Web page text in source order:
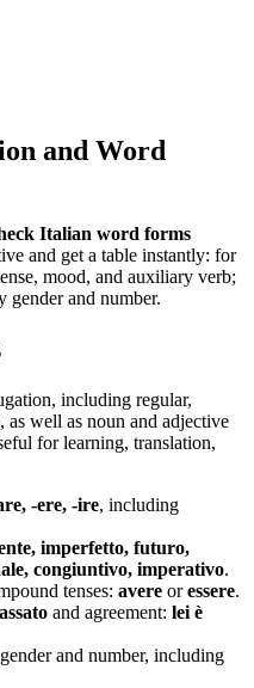
and Word
Italian word forms
and get a table instantly: for
mood, and auxiliary verb;
and number.
including regular,
well as noun and adjective
for learning, translation,
-ere, -ire, including
imperfetto, futuro,
congiuntivo, imperativo.
tenses: avere oressere.
and agreement: lei è
and number, including